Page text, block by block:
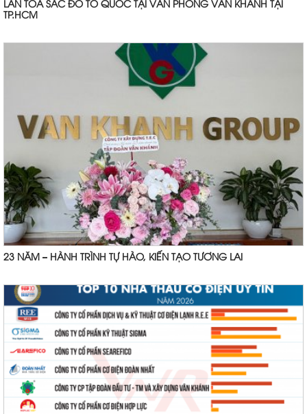
LAN TỎA SẮC ĐỎ TỔ QUỐC TẠI VĂN PHÒNG VÂN KHÁNH TẠI
TP.HCM
23 NĂM – HÀNH TRÌNH TỰ HÀO, KIẾN TẠO TƯƠNG LAI